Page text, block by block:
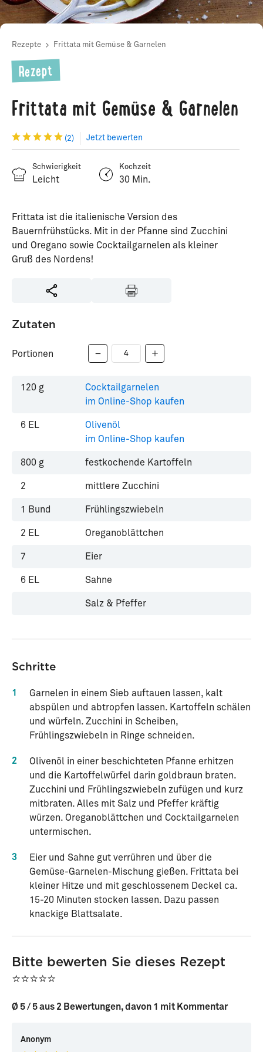
Rezepte Frittata mit Gemüse & Garnelen
Rezept
Frittata mit Gemüse & Garnelen
(2) Jetzt bewerten
Schwierigkeit
Leicht
Kochzeit
30 Min.
Frittata ist die italienische Version des
Bauernfrühstücks. Mit in der Pfanne sind Zucchini
und Oregano sowie Cocktailgarnelen als kleiner
Gruß des Nordens!
Zutaten
Portionen
120 g
Cocktailgarnelen
im Online-Shop kaufen
6 EL
Olivenöl
im Online-Shop kaufen
800 g festkochende Kartoffeln
2 mittlere Zucchini
1 Bund Frühlingszwiebeln
2 EL Oreganoblättchen
7 Eier
6 EL Sahne
Salz & Pfeffer
Schritte
1
Garnelen in einem Sieb auftauen lassen, kalt
abspülen und abtropfen lassen. Kartoffeln schälen
und würfeln. Zucchini in Scheiben,
Frühlingszwiebeln in Ringe schneiden.
2
Olivenöl in einer beschichteten Pfanne erhitzen
und die Kartoffelwürfel darin goldbraun braten.
Zucchini und Frühlingszwiebeln zufügen und kurz
mitbraten. Alles mit Salz und Pfeffer kräftig
würzen. Oreganoblättchen und Cocktailgarnelen
untermischen.
3
Eier und Sahne gut verrühren und über die
Gemüse-Garnelen-Mischung gießen. Frittata bei
kleiner Hitze und mit geschlossenem Deckel ca.
15-20 Minuten stocken lassen. Dazu passen
knackige Blattsalate.
Bitte bewerten Sie dieses Rezept
⭐⭐⭐⭐⭐
Ø 5 / 5 aus 2 Bewertungen, davon 1 mit Kommentar
Anonym